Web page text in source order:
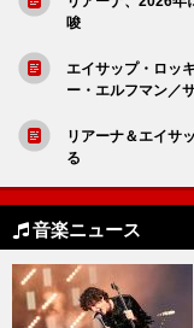
唆
エイサップ・ロッ
ー・エルフマン／
リアーナ＆エイサ
る
音楽ニュース